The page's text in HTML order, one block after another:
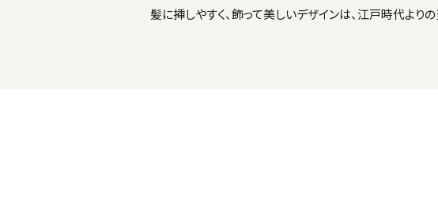
髪に挿しやすく、飾って美しいデザインは、江戸時代より